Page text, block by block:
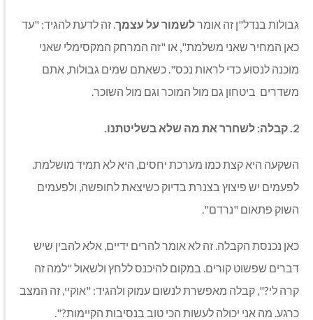
גבולות בנדל"ן זה אומרלשמור על עצמך. זה לדעת להגיד: "עד
כאן המחיר שאני משלמת", או "זה המרחק המקסימלי שאני
מוכנה לנסוע כדי לראות נכס". כשאתם שמים גבולות, אתם
משדרים ביטחון גם מול המוכר וגם מול השוכר.
2. קבלה: לשחרר את מה שלא בשליטתנו.
השקעה היא קצת כמו מערכת יחסים, היא לא תמיד מושלמת.
לפעמים יש פיצוץ בצנרת בדיוק כשיצאת לחופשה, ולפעמים
השוק פתאום "נרדם".
כאן נכנסת הקבלה. זה לא אומר להרים ידיים, אלא להבין שיש
דברים שפשוט קורים. במקום להיכנס ללחץ ולשאול "למה זה
קרה לי?", קבלה מאפשרת לנשום עמוק ולהגיד: "אוקיי, זה המצב
כרגע. מה אני יכולה לעשות הכי טוב בנסיבות הקיימות?".